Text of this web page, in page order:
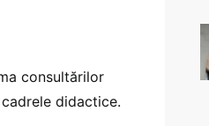
consultărilor
didactice.